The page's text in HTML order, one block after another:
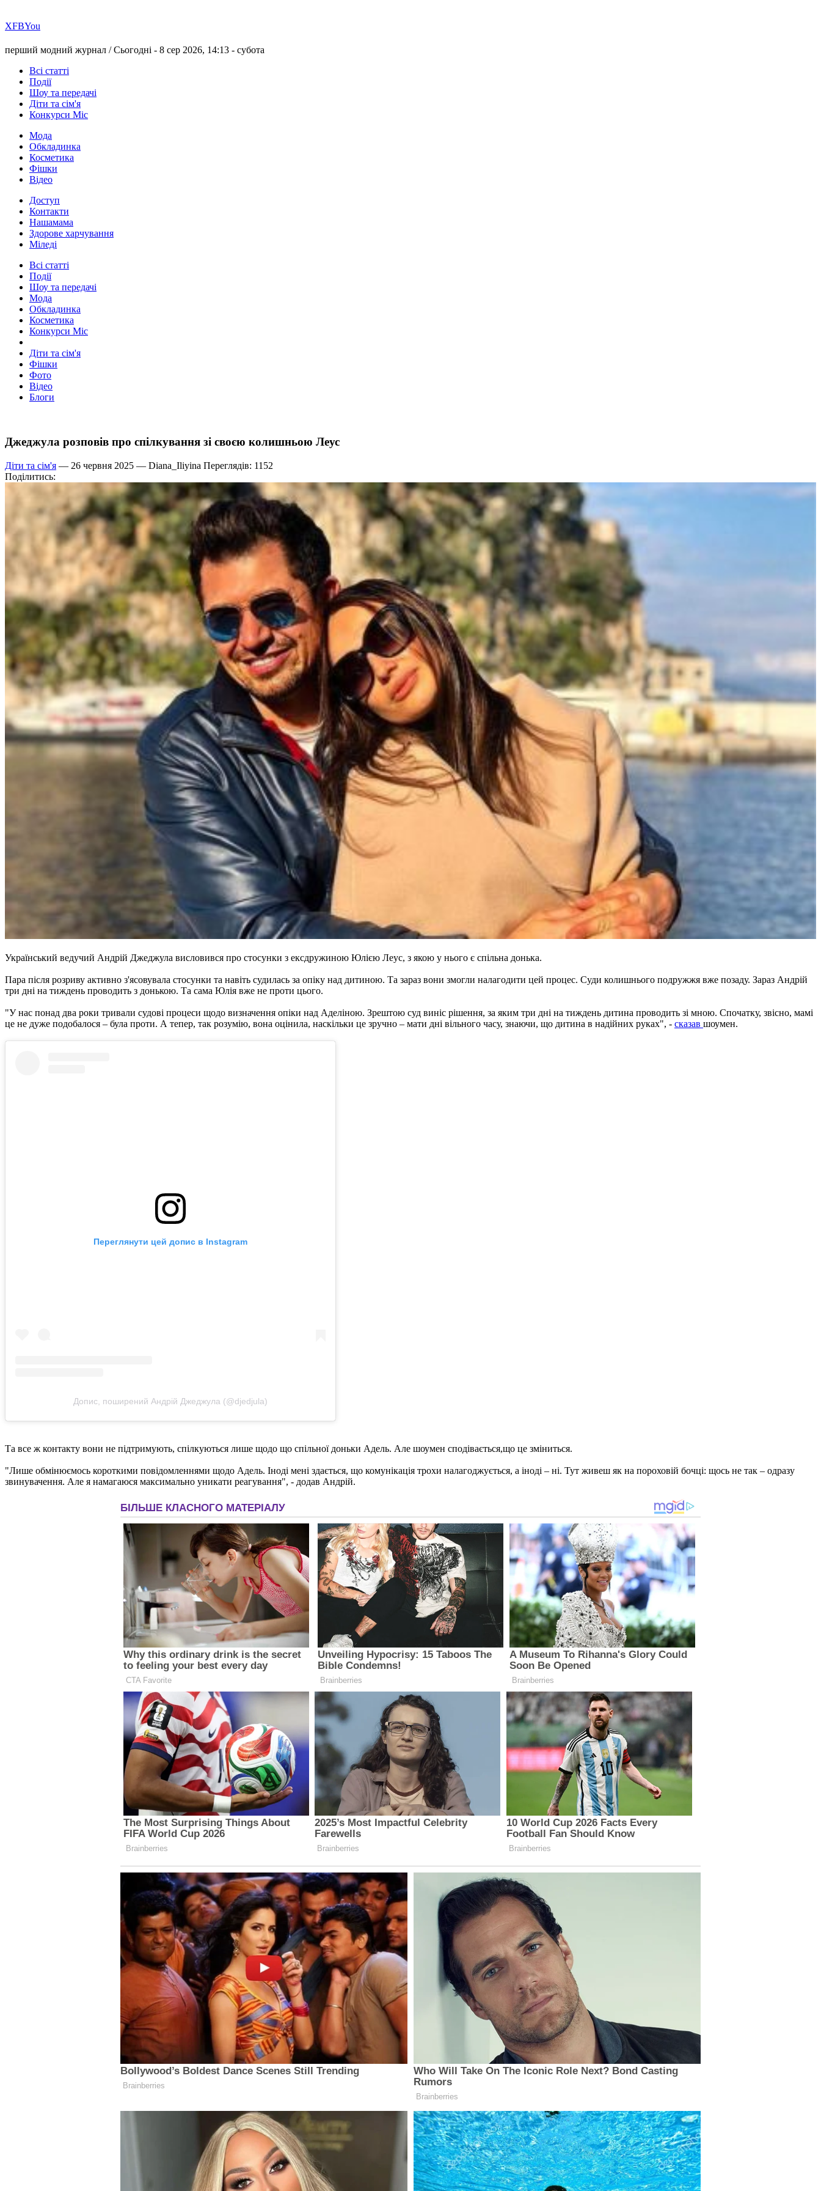
ХFBYou
перший модний журнал /Сьогодні - 8 сер 2026, 14:13 - субота
Всі статті
Події
Шоу та передачі
Діти та сім'я
Конкурси Міс
Мода
Обкладинка
Косметика
Фішки
Відео
Доступ
Контакти
Нашамама
Здорове харчування
Міледі
Всі статті
Події
Шоу та передачі
Мода
Обкладинка
Косметика
Конкурси Міс
Діти та сім'я
Фішки
Фото
Відео
Блоги
Джеджула розповів про спілкування зі своєю колишньою Леус
Діти та сім'я — 26 червня 2025 — Diana_Iliyina Переглядів: 1152
Поділитись:
Український ведучий Андрій Джеджула висловився про стосунки з ексдружиною Юлією Леус, з якою у нього є спільна донька.
Пара після розриву активно з'ясовувала стосунки та навіть судилась за опіку над дитиною. Та зараз вони змогли налагодити цей процес. Суди колишнього подружжя вже позаду. Зараз Андрій
три дні на тиждень проводить з донькою. Та сама Юлія вже не проти цього.
"У нас понад два роки тривали судові процеси щодо визначення опіки над Аделіною. Зрештою суд виніс рішення, за яким три дні на тиждень дитина проводить зі мною. Спочатку, звісно, мамі
це не дуже подобалося – була проти. А тепер, так розумію, вона оцінила, наскільки це зручно – мати дні вільного часу, знаючи, що дитина в надійних руках", - сказав шоумен.
Переглянути цей допис в Instagram
Допис, поширений Андрій Джеджула (@djedjula)
Та все ж контакту вони не підтримують, спілкуються лише щодо що спільної доньки Адель. Але шоумен сподівається,що це зміниться.
"Лише обмінюємось короткими повідомленнями щодо Адель. Іноді мені здається, що комунікація трохи налагоджується, а іноді – ні. Тут живеш як на пороховій бочці: щось не так – одразу
звинувачення. Але я намагаюся максимально уникати реагування", - додав Андрій.